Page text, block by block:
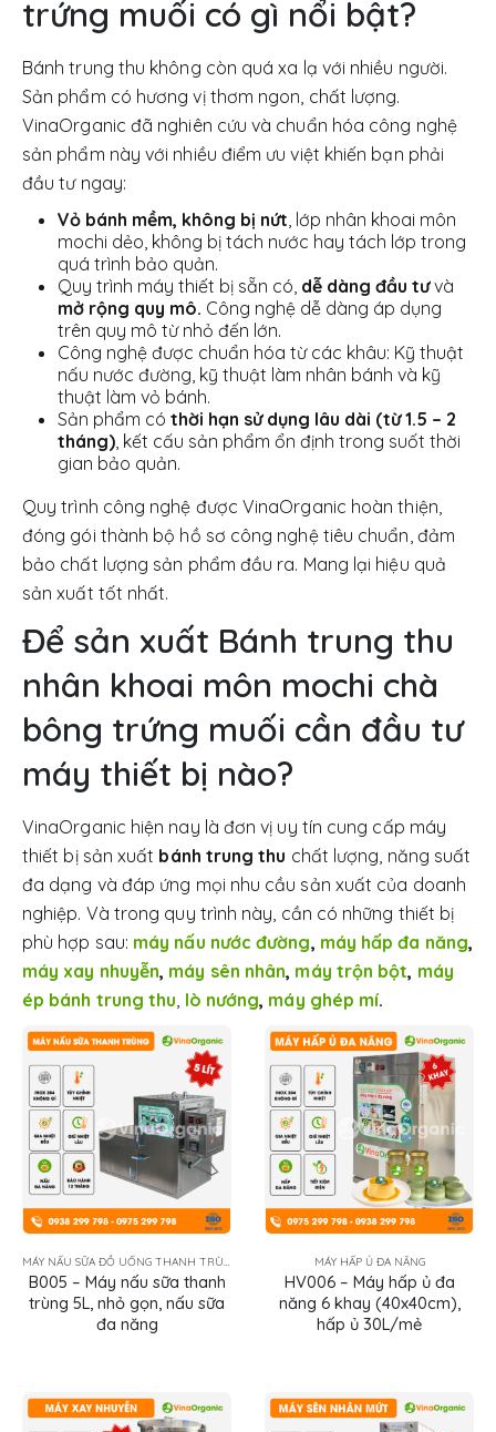
trứng muối có gì nổi bật?
Bánh trung thu không còn quá xa lạ với nhiều người.
Sản phẩm có hương vị thơm ngon, chất lượng.
VinaOrganic đã nghiên cứu và chuẩn hóa công nghệ
sản phẩm này với nhiều điểm ưu việt khiến bạn phải
đầu tư ngay:
Vỏ bánh mềm, không bị nứt , lớp nhân khoai môn
mochi dẻo, không bị tách nước hay tách lớp trong
quá trình bảo quản.
Quy trình máy thiết bị sẵn có, dễ dàng đầu tưvà
mở rộng quy mô. Công nghệ dễ dàng áp dụng
trên quy mô từ nhỏ đến lớn.
Công nghệ được chuẩn hóa từ các khâu: Kỹ thuật
nấu nước đường, kỹ thuật làm nhân bánh và kỹ
thuật làm vỏ bánh.
Sản phẩm có thời hạn sử dụng lâu dài (từ 1.5 – 2
tháng) , kết cấu sản phẩm ổn định trong suốt thời
gian bảo quản.
Quy trình công nghệ được VinaOrganic hoàn thiện,
đóng gói thành bộ hồ sơ công nghệ tiêu chuẩn, đảm
bảo chất lượng sản phẩm đầu ra. Mang lại hiệu quả
sản xuất tốt nhất.
Để sản xuất Bánh trung thu
nhân khoai môn mochi chà
bông trứng muối cần đầu tư
máy thiết bị nào?
VinaOrganic hiện nay là đơn vị uy tín cung cấp máy
thiết bị sản xuất bánh trung thu chất lượng, năng suất
đa dạng và đáp ứng mọi nhu cầu sản xuất của doanh
nghiệp. Và trong quy trình này, cần có những thiết bị
phù hợp sau: máy nấu nước đường, máy hấp đa năng,
máy xay nhuyễn, máy sên nhân, máy trộn bột, máy
ép bánh trung thu lò nướng, máy ghép mí.
MÁY NẤU SỮA ĐỒ UỐNG THANH TRÙNG
B005 – Máy nấu sữa thanh
trùng 5L, nhỏ gọn, nấu sữa
đa năng
MÁY HẤP Ủ ĐA NĂNG
HV006 – Máy hấp ủ đa
năng 6 khay (40x40cm),
hấp ủ 30L/mẻ